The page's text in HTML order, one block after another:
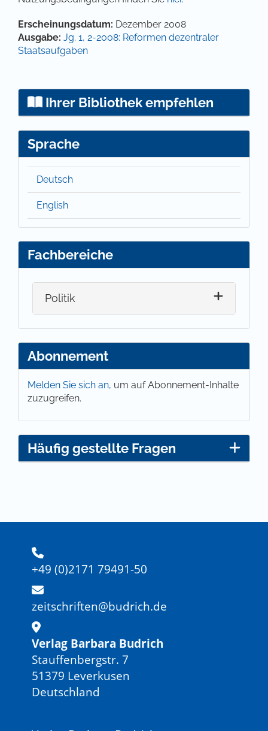
Artikel-Details
Erscheinungsdatum: Dezember 2008
Ausgabe: Jg. 1, 2-2008: Reformen dezentraler
Staatsaufgaben
Ihrer Bibliothek empfehlen
Sprache
Deutsch
English
Fachbereiche
Politik
Abonnement
Melden Sie sich an, um auf Abonnement-Inhalte
zuzugreifen.
Häufig gestellte Fragen
+49 (0)2171 79491-50
zeitschriften@budrich.de
Verlag Barbara Budrich
Stauffenbergstr. 7
51379 Leverkusen
Deutschland